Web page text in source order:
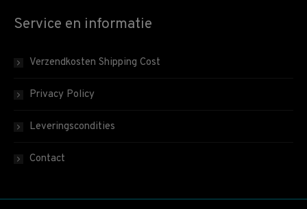
Service en informatie
Verzendkosten Shipping Cost
Privacy Policy
Leveringscondities
Contact